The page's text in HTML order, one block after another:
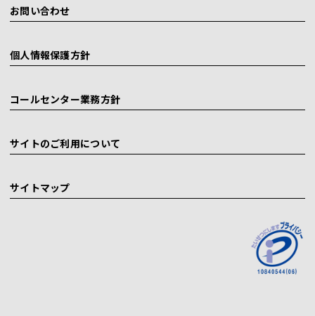
お問い合わせ
個人情報保護方針
コールセンター業務方針
サイトのご利用について
サイトマップ